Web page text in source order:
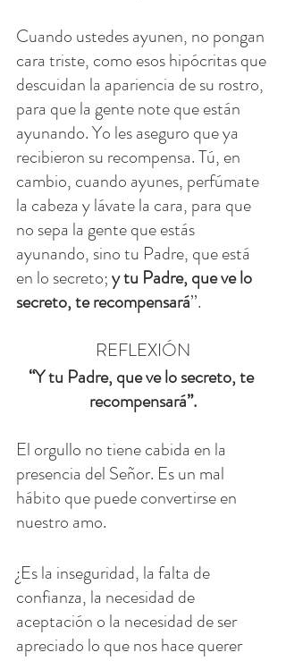
Cuando ustedes ayunen, no pongan
cara triste, como esos hipócritas que
descuidan la apariencia de su rostro,
para que la gente note que están
ayunando. Yo les aseguro que ya
recibieron su recompensa. Tú, en
cambio, cuando ayunes, perfúmate
la cabeza y lávate la cara, para que
no sepa la gente que estás
ayunando, sino tu Padre, que está
en lo secreto; y tu Padre, que ve lo
secreto, te recompensará’’.
REFLEXIÓN
“Y tu Padre, que ve lo secreto, te
recompensará”.
El orgullo no tiene cabida en la
presencia del Señor. Es un mal
hábito que puede convertirse en
nuestro amo.
¿Es la inseguridad, la falta de
confianza, la necesidad de
aceptación o la necesidad de ser
apreciado lo que nos hace querer